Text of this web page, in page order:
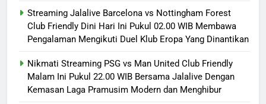
Streaming Jalalive Barcelona vs Nottingham Forest
Club Friendly Dini Hari Ini Pukul 02.00 WIB Membawa
Pengalaman Mengikuti Duel Klub Eropa Yang Dinantikan
Nikmati Streaming PSG vs Man United Club Friendly
Malam Ini Pukul 22.00 WIB Bersama Jalalive Dengan
Kemasan Laga Pramusim Modern dan Menghibur